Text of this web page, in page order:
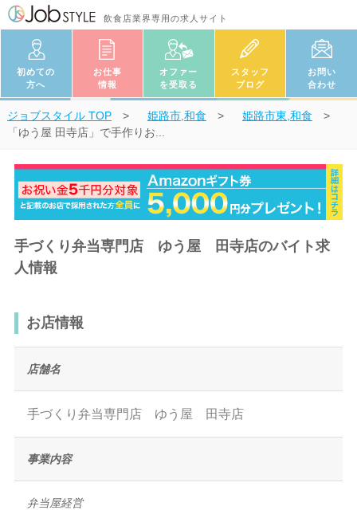
飲食店業界専用の求人サイト
初めての
方へ
お仕事
情報
オファー
を受取る
スタッフ
ブログ
お問い
合わせ
ジョブスタイルTOP 姫路市,和食
姫路市東,和食
「ゆう屋 田寺店」で手作りお...
手づくり弁当専門店 ゆう屋 田寺店のバイト求
人情報
お店情報
店舗名
手づくり弁当専門店 ゆう屋 田寺店
事業内容
弁当屋経営